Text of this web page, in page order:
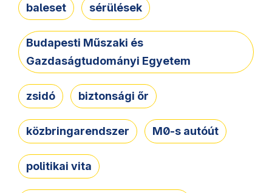
baleset sérülések
Budapesti Műszaki és
Gazdaságtudományi Egyetem
zsidó biztonsági őr
közbringarendszer M0-s autóút
politikai vita